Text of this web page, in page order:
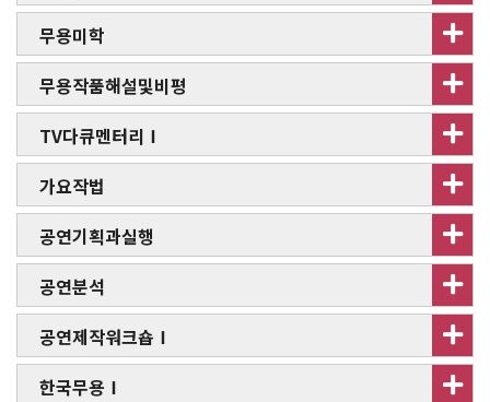
무용미학
무용작품해설및비평
TV다큐멘터리Ⅰ
가요작법
공연기획과실행
공연분석
공연제작워크숍Ⅰ
한국무용Ⅰ